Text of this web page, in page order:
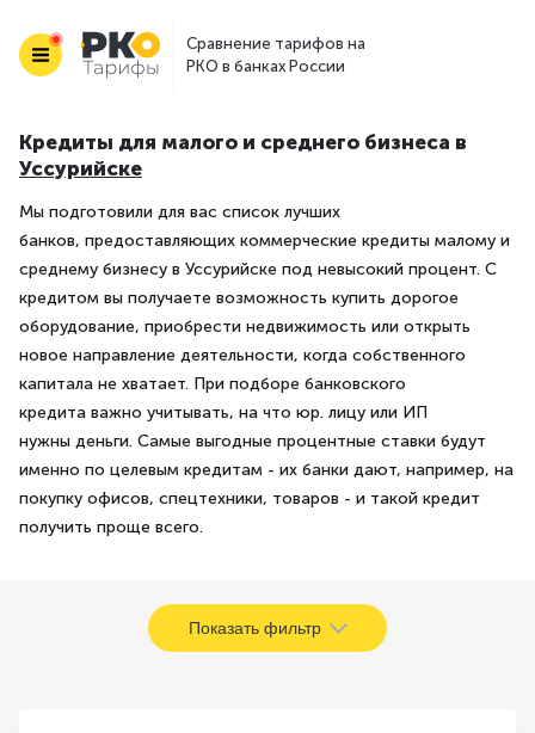
Сравнение тарифов на
РКО в банках России
Кредиты для малого и среднего бизнеса в
Уссурийске
Мы подготовили для вас список лучших
банков, предоставляющих коммерческие кредиты малому и
среднему бизнесу в Уссурийске под невысокий процент. С
кредитом вы получаете возможность купить дорогое
оборудование, приобрести недвижимость или открыть
новое направление деятельности, когда собственного
капитала не хватает. При подборе банковского
кредита важно учитывать, на что юр. лицу или ИП
нужны деньги. Самые выгодные процентные ставки будут
именно по целевым кредитам - их банки дают, например, на
покупку офисов, спецтехники, товаров - и такой кредит
получить проще всего.
Показать фильтр